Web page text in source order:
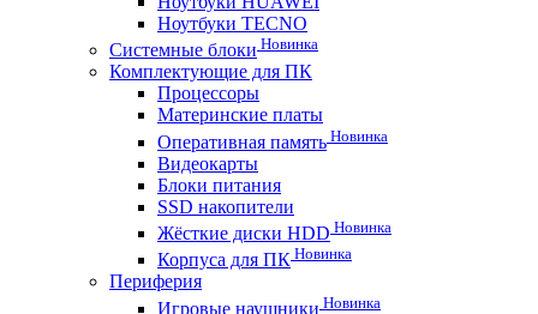
Ноутбуки TECNO
Системные блоки Новинка
Комплектующие для ПК
Процессоры
Материнские платы
Оперативная память Новинка
Видеокарты
Блоки питания
SSD накопители
Жёсткие диски HDD Новинка
Корпуса для ПК Новинка
Периферия
Игровые наушники Новинка